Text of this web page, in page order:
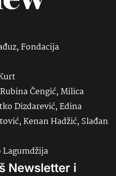
Fondacija
Rubina Čengić, Milica
Dizdarević, Edina
Kenan Hadžić, Slađan
Newsletter i